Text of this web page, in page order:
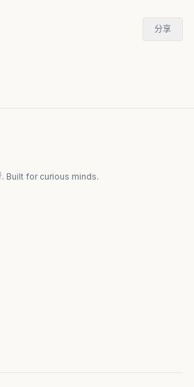
分享
. Built for curious minds.